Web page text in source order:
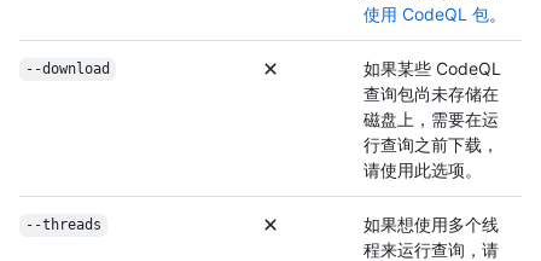
使用 CodeQL 包。
--download
如果某些 CodeQL
查询包尚未存储在
磁盘上，需要在运
行查询之前下载，
请使用此选项。
--threads
如果想使用多个线
程来运行查询，请